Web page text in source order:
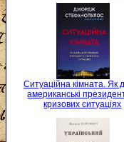
Ситуаційна кімната. Як
американські
кризових ситуаціях